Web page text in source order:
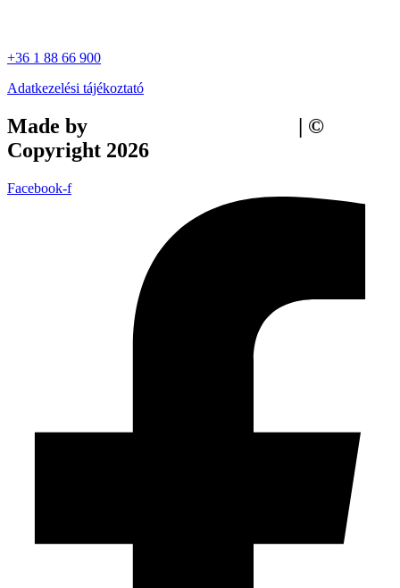
+36 1 88 66 900
Adatkezelési tájékoztató
Made by
| ©
Copyright 2026
Facebook-f